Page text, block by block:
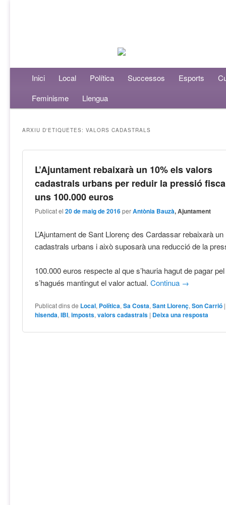
Menú principalAneu al contingut principal
Aneu al contingut secundari
Inici Local Política Successos Esports
Feminisme
Llengua
ARXIU D'ETIQUETES:VALORS CADASTRALS
L’Ajuntament rebaixarà un 10% els valors
cadastrals urbans per reduir la pressió
uns 100.000 euros
Publicat el20 de maig de 2016 perAntònia Bauzà, Ajuntament
L’Ajuntament de Sant Llorenç des Cardassar rebaixarà
cadastrals urbans i això suposarà una reducció de la
100.000 euros respecte al que s’hauria hagut de pagar
s’hagués mantingut el valor actual.Continua →
Publicat dins de Local, Política,Sa Costa,Sant Llorenç,Son Carrió
hisenda,IBI,imposts,valors cadastrals | Deixa una resposta